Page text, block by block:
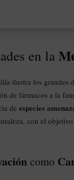
en la
ilustra los grandes
de fármacos a la
de especies
con el
como